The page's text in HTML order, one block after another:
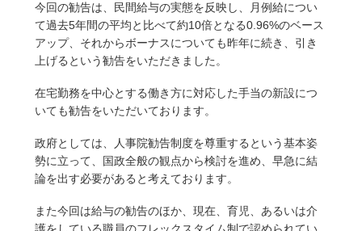
今回の勧告は、民間給与の実態を反映し、月例給につい
て過去5年間の平均と比べて約10倍となる0.96%のベース
アップ、それからボーナスについても昨年に続き、引き
上げるという勧告をいただきました。
在宅勤務を中心とする働き方に対応した手当の新設につ
いても勧告をいただいております。
政府としては、人事院勧告制度を尊重するという基本姿
勢に立って、国政全般の観点から検討を進め、早急に結
論を出す必要があると考えております。
また今回は給与の勧告のほか、現在、育児、あるいは介